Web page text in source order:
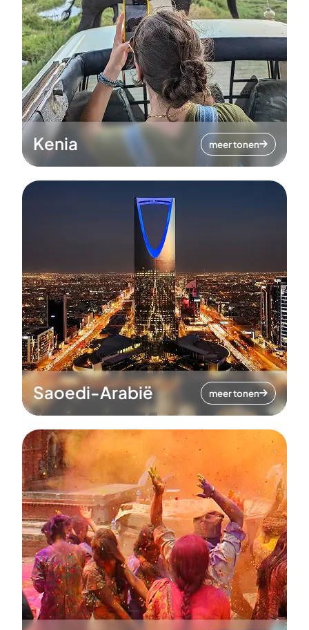
Kenia meer tonen
Saoedi-Arabië meer tonen